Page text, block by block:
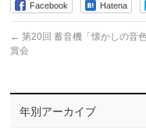
Facebook Hatena
← 第20回 蓄音機「懐かしの音
賞会
年別アーカイブ